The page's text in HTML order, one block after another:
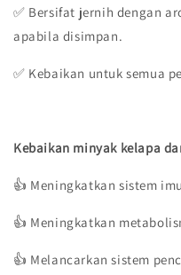
✅ Bersifat jernih dengan
apabila disimpan.
✅ Kebaikan untuk semua
Kebaikan minyak kelapa
👍 Meningkatkan sistem
👍 Meningkatkan
👍 Melancarkan sistem